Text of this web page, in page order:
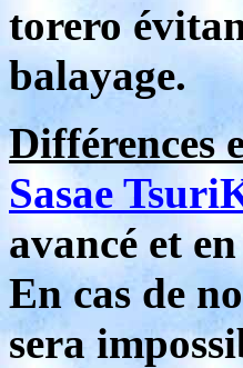
torero
balayage.
Différences
Sasae
avancé et
En cas de
sera